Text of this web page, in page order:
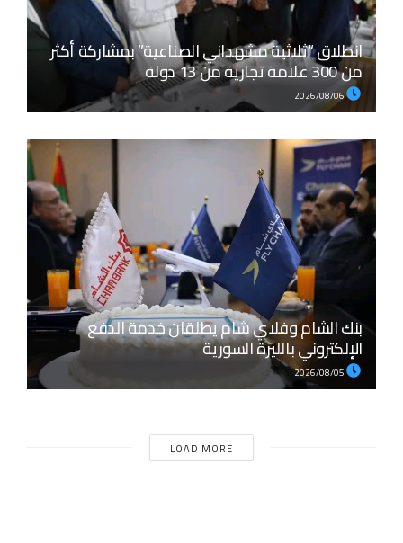
انطلاق “ثلاثية مشهداني الصناعية” بمشاركة أكثر
من 300 علامة تجارية من 13 دولة
2026/08/06
بنك الشام وفلاي شام يطلقان خدمة الدفع
الإلكتروني بالليرة السورية
LOAD MORE